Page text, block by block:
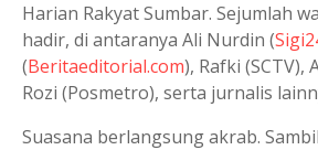
Harian Rakyat Sumbar. Sejumlah
hadir, di antaranya Ali Nurdin (
(Beritaeditorial.com), Rafki (SCTV),
Rozi (Posmetro), serta jurnalis
Suasana berlangsung akrab.